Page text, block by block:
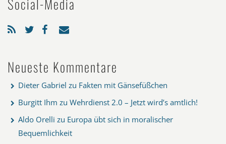
Neueste Kommentare
Dieter Gabriel zu Fakten mit Gänsefüßchen
Burgitt Ihm zu Wehrdienst 2.0 – Jetzt wird’s amtlich!
Aldo Orelli zu Europa übt sich in moralischer
Bequemlichkeit